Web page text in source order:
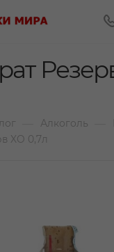
Алкоголь
XO 0,7л